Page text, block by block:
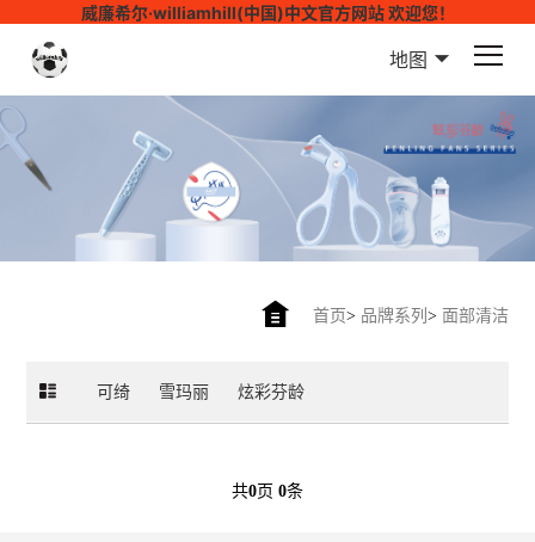
威廉希尔·williamhill(中国)中文官方网站 欢迎您！
地图
首页> 品牌系列 > 面部清洁
可绮 雪玛丽 炫彩芬龄
共0页 0条